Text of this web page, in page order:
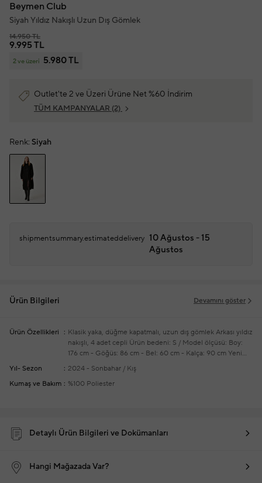
Beymen Club
Siyah Yıldız Nakışlı Uzun Dış Gömlek
14.950 TL
9.995 TL
2 ve üzeri 5.980 TL
Outlet'te 2 ve Üzeri Ürüne Net %60 İndirim
TÜM KAMPANYALAR (2)
Renk: Siyah
shipmentsummary.estimateddelivery 10 Ağustos - 15
Ağustos
Ürün Bilgileri Devamını göster
Ürün Özellikleri Klasik yaka, düğme kapatmalı, uzun dış gömlek Arkası yıldız
nakışlı, 4 adet cepli Ürün bedeni: S / Model ölçüsü: Boy:
176 cm - Göğüs: 86 cm - Bel: 60 cm - Kalça: 90 cm Yeni
sezon hazır giyim alışverişlerinizde ücretsiz tadilat
Yıl- Sezon
2024 - Sonbahar / Kış
Kumaş ve Bakım
%100 Poliester
Detaylı Ürün Bilgileri ve Dokümanları
Hangi Mağazada Var?